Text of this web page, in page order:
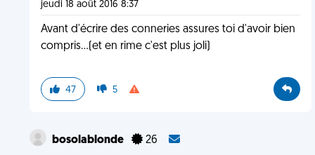
jeudi 18 août 2016 8:37
Avant d'écrire des conneries assures toi d'avoir bien
compris...(et en rime c'est plus joli)
47 5
bosolablonde 26